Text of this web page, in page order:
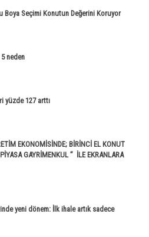
Boya Seçimi Konutun Değerini Koruyor
neden
yüzde 127 arttı
EKONOMİSİNDE; BİRİNCİ EL KONUT
GAYRİMENKUL ” İLE EKRANLARA
yeni dönem: İlk ihale artık sadece